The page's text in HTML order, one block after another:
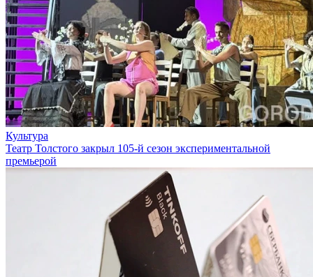
Культура
Театр Толстого закрыл 105-й сезон экспериментальной
премьерой